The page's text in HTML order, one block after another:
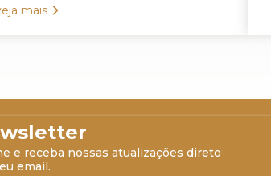
mais
e receba nossas atualizações direto
email.